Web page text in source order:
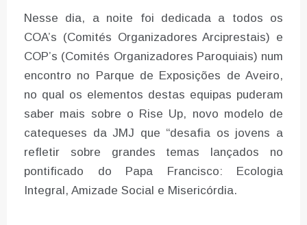
Nesse dia, a noite foi dedicada a todos os
COA’s (Comités Organizadores Arciprestais) e
COP’s (Comités Organizadores Paroquiais) num
encontro no Parque de Exposições de Aveiro,
no qual os elementos destas equipas puderam
saber mais sobre o Rise Up, novo modelo de
catequeses da JMJ que “desafia os jovens a
refletir sobre grandes temas lançados no
pontificado do Papa Francisco: Ecologia
Integral, Amizade Social e Misericórdia.